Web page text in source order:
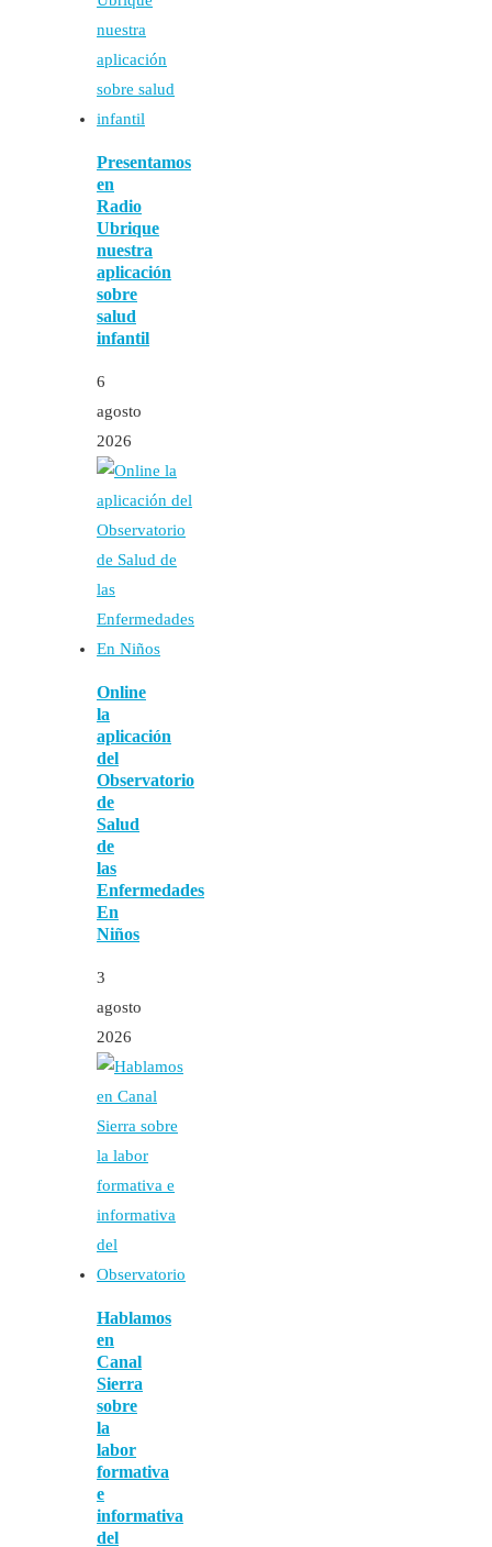
Presentamos
en
Radio
Ubrique
nuestra
aplicación
sobre
salud
infantil
6
agosto
2026
Online
la
aplicación
del
Observatorio
de
Salud
de
las
Enfermedades
En
Niños
3
agosto
2026
Hablamos
en
Canal
Sierra
sobre
la
labor
formativa
e
informativa
del